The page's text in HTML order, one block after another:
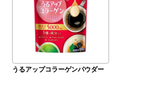
うるアップコラーゲンパウダー